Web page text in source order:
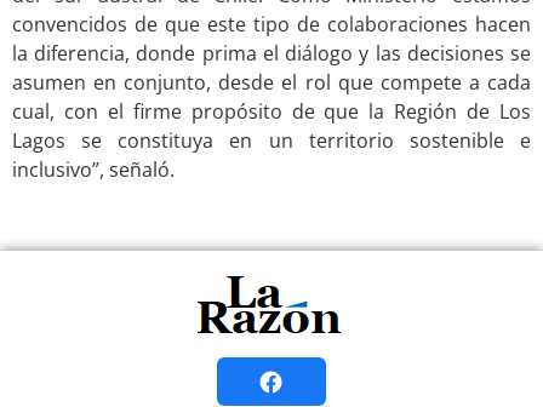
convencidos de que este tipo de colaboraciones hacen
la diferencia, donde prima el diálogo y las decisiones se
asumen en conjunto, desde el rol que compete a cada
cual, con el firme propósito de que la Región de Los
Lagos se constituya en un territorio sostenible e
inclusivo”, señaló.